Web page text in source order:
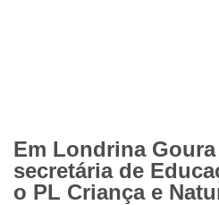
Em Londrina
secretária de
o PL Criança e